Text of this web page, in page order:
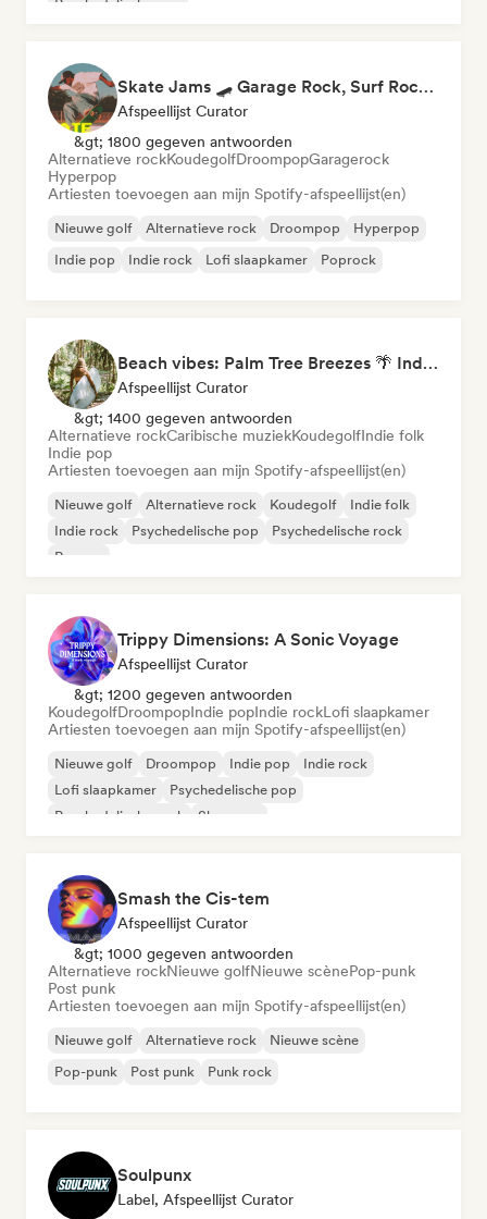
Psychedelische pop
Skate Jams 🛹 Garage Rock, Surf Rock & Neo-Psych
Afspeellijst Curator
&gt; 1800 gegeven antwoorden
Alternatieve rockKoudegolfDroompopGaragerock
Hyperpop
Artiesten toevoegen aan mijn Spotify-afspeellijst(en)
Nieuwe golf Alternatieve rock Droompop
Hyperpop
Indie pop
Indie rock Lofi slaapkamer Poprock
Beach vibes: Palm Tree Breezes 🌴 Indie Folk, Acoustic & Singer-Songwriter
Afspeellijst Curator
&gt; 1400 gegeven antwoorden
Alternatieve rockCaribische muziekKoudegolfIndie folk
Indie pop
Artiesten toevoegen aan mijn Spotify-afspeellijst(en)
Nieuwe golf Alternatieve rock Koudegolf
Indie folk
Indie rock
Psychedelische pop
Psychedelische rock
Reggae
Trippy Dimensions: A Sonic Voyage
Afspeellijst Curator
&gt; 1200 gegeven antwoorden
KoudegolfDroompopIndie popIndie rockLofi slaapkamer
Artiesten toevoegen aan mijn Spotify-afspeellijst(en)
Nieuwe golf Droompop Indie pop
Indie rock
Lofi slaapkamer
Psychedelische pop
Psychedelische rock
Shoegaze
Smash the Cis-tem
Afspeellijst Curator
&gt; 1000 gegeven antwoorden
Alternatieve rockNieuwe golfNieuwe scènePop-punk
Post punk
Artiesten toevoegen aan mijn Spotify-afspeellijst(en)
Nieuwe golf Alternatieve rock
Nieuwe scène
Pop-punk
Post punk Punk rock
Soulpunx
Label, Afspeellijst Curator